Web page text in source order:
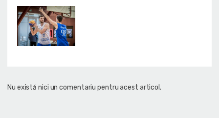
Nu există nici un comentariu pentru acest articol.